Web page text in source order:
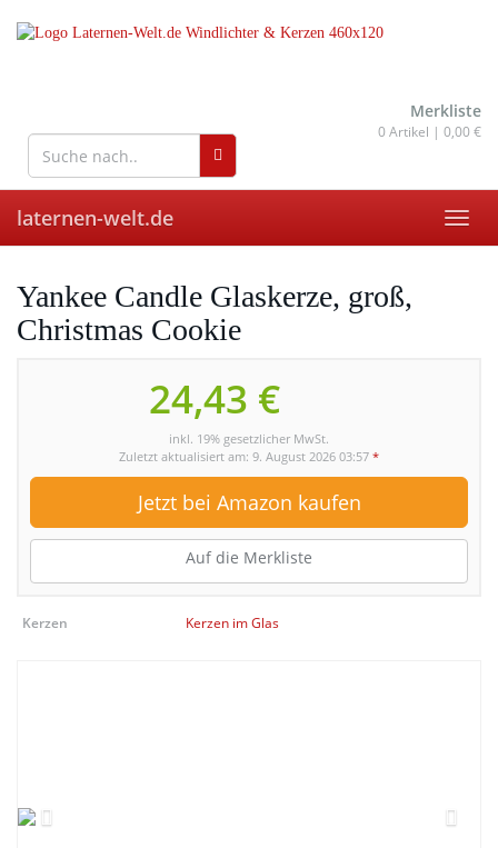
Merkliste
0Artikel | 0,00 €
laternen-welt.de
Yankee Candle Glaskerze, groß,
Christmas Cookie
24,43 €
inkl. 19% gesetzlicher MwSt.
Zuletzt aktualisiert am: 9. August 2026 03:57 *
Jetzt bei Amazon kaufen
Auf die Merkliste
Kerzen Kerzen im Glas